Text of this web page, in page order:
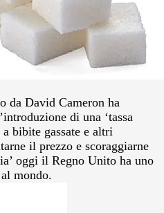
da David Cameron ha
di una ‘tassa
bibite gassate e altri
il prezzo e scoraggiarne
oggi il Regno Unito ha uno
mondo.